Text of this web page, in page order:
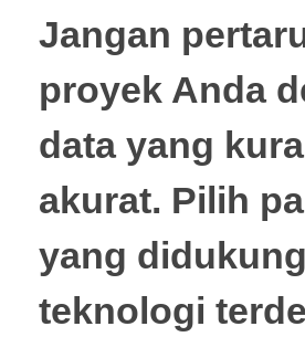
Jangan
proyek Anda
data yang
akurat. Pilih
yang didukung
teknologi